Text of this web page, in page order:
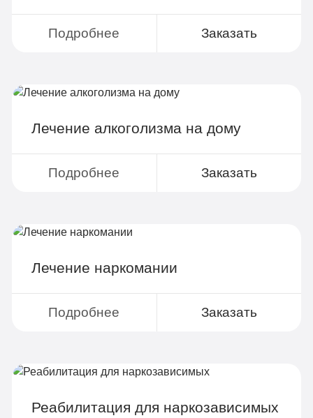
Поддержка родственников
Подробнее Заказать
Лечение алкоголизма на дому
Подробнее Заказать
Лечение наркомании
Подробнее Заказать
Реабилитация для наркозависимых